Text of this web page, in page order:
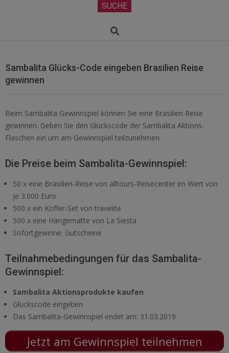
SUCHE
Search
Sambalita Glücks-Code eingeben Brasilien Reise
gewinnen
Beim Sambalita Gewinnspiel können Sie eine Brasilien Reise
gewinnen. Geben Sie den Glückscode der Sambalita Aktions-
Flaschen ein um am Gewinnspiel teilzunehmen.
Die Preise beim Sambalita-Gewinnspiel:
50 x eine Brasilien-Reise von alltours-Reisecenter im Wert von
je 3.000 Euro
500 x ein Koffer-Set von travelite
500 x eine Hängematte von La Siesta
Sofortgewinne: Gutscheine
Teilnahmebedingungen für das Sambalita-
Gewinnspiel:
Sambalita Aktionsprodukte kaufen
Glückscode eingeben
Das Sambalita-Gewinnspiel endet am: 31.03.2019
Jetzt am Gewinnspiel teilnehmen